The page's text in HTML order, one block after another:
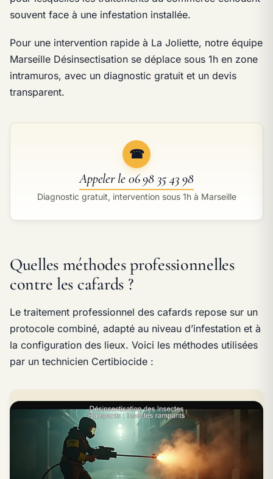
souvent face à une infestation installée.
Pour une intervention rapide à La Joliette, notre équipe
Marseille Désinsectisation se déplace sous 1h en zone
intramuros, avec un diagnostic gratuit et un devis
transparent.
☎
Appeler le 06 98 35 43 98
Diagnostic gratuit, intervention sous 1h à Marseille
Quelles méthodes professionnelles
contre les cafards ?
Le traitement professionnel des cafards repose sur un
protocole combiné, adapté au niveau d’infestation et à
la configuration des lieux. Voici les méthodes utilisées
par un technicien Certibiocide :